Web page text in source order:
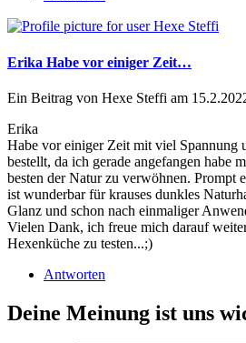
Erika Habe vor einiger Zeit…
Ein Beitrag von Hexe Steffi am
Erika
Habe vor einiger Zeit mit viel Spannung
bestellt, da ich gerade angefangen habe
besten der Natur zu verwöhnen. Prompt
ist wunderbar für krauses dunkles
Glanz und schon nach einmaliger
Vielen Dank, ich freue mich darauf
Hexenküche zu testen...;)
Antworten
Deine Meinung ist uns